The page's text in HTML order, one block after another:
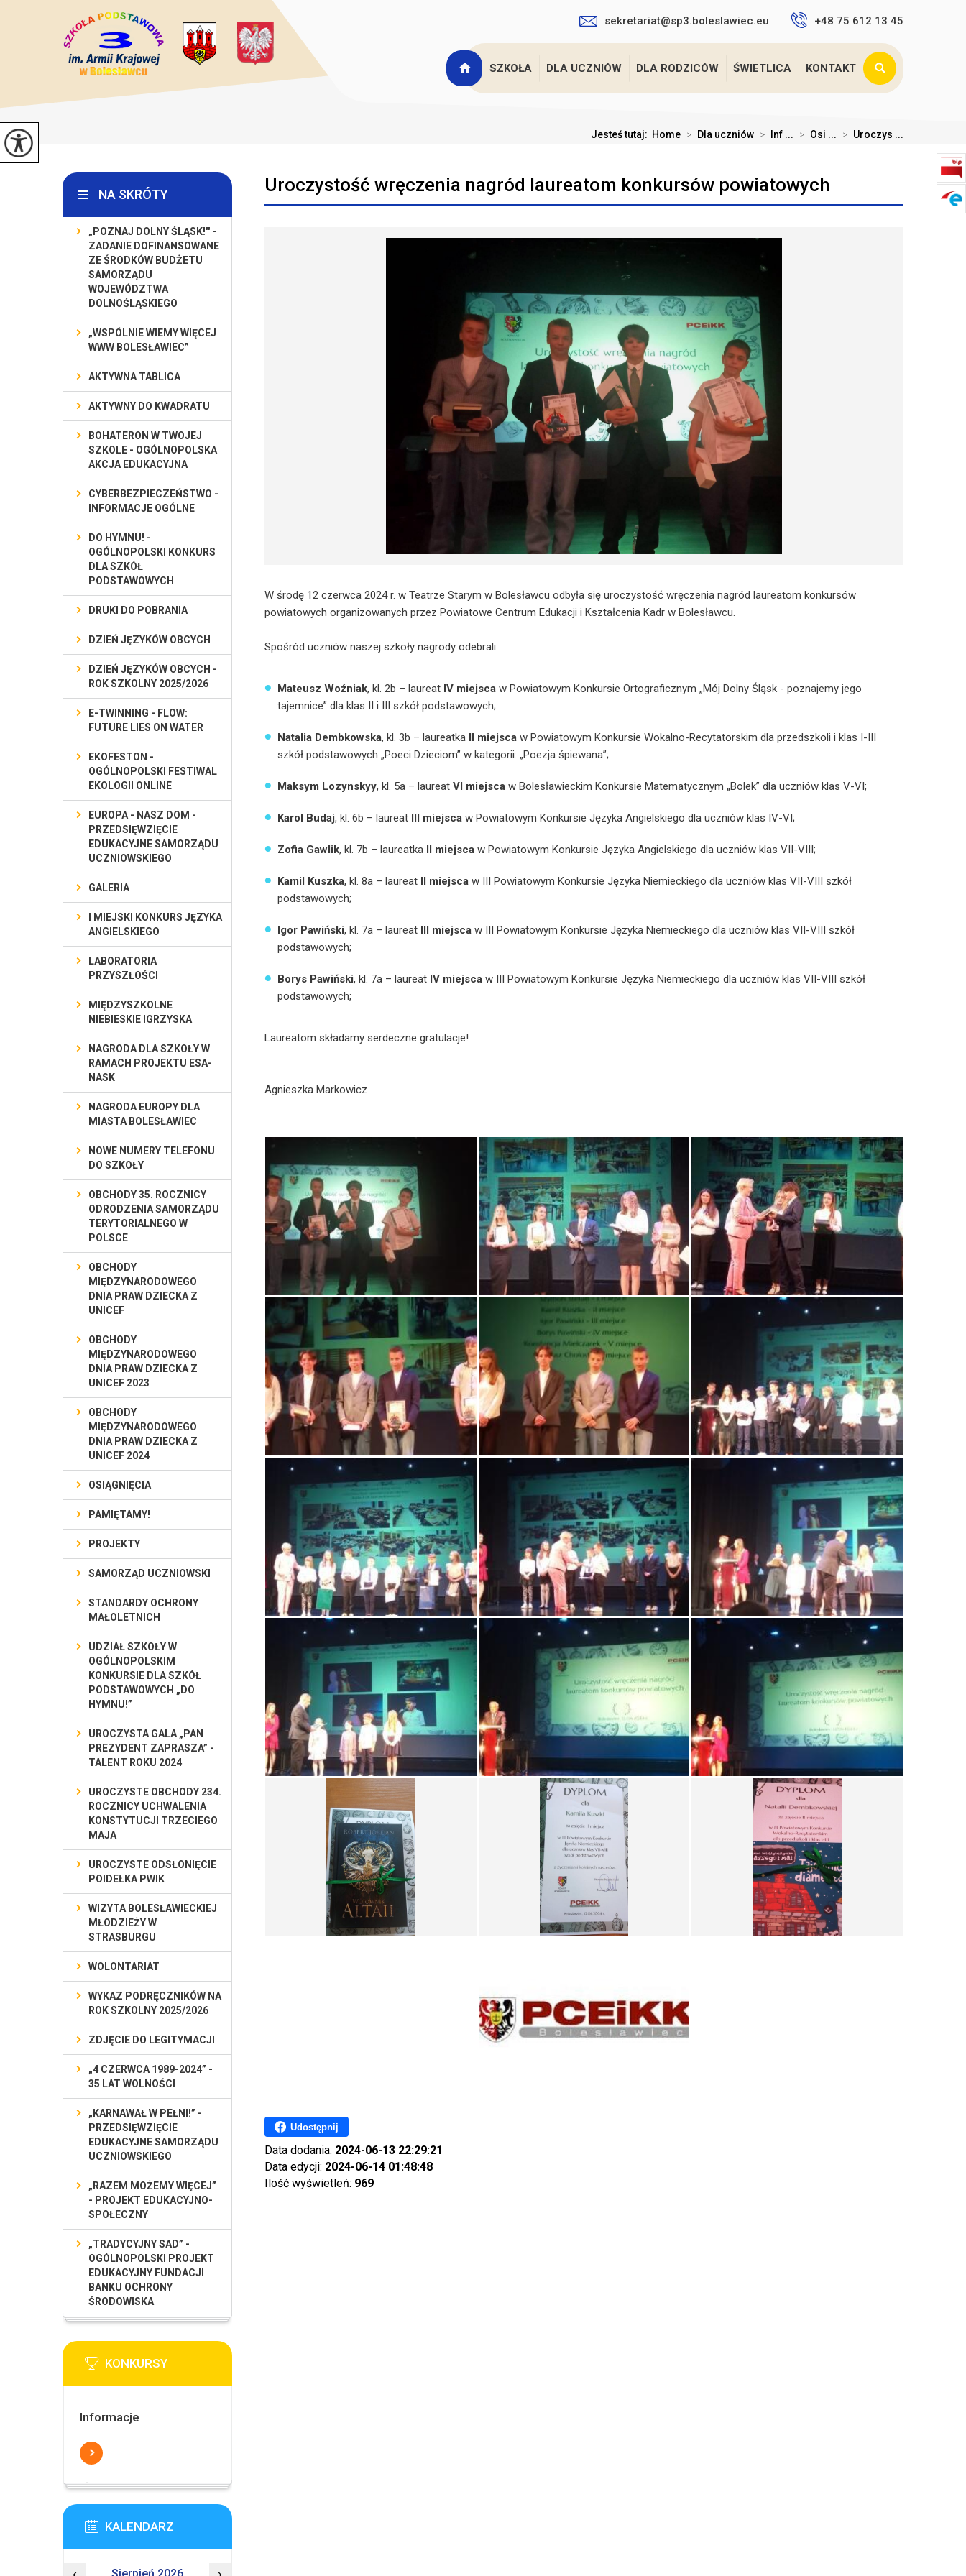
sekretariat@sp3.boleslawiec.eu +48 75 612 13 45
SZKOŁA DLA UCZNIÓW DLA RODZICÓW ŚWIETLICA KONTAKT
Jesteś tutaj: Home > Dla uczniów > Inf ... > Osi ... > Uroczys ...
Uroczystość wręczenia nagród laureatom konkursów powiatowych
W środę 12 czerwca 2024 r. w Teatrze Starym w Bolesławcu odbyła się uroczystość wręczenia nagród laureatom konkursów
powiatowych organizowanych przez Powiatowe Centrum Edukacji i Kształcenia Kadr w Bolesławcu.
Spośród uczniów naszej szkoły nagrody odebrali:
Mateusz Woźniak, kl. 2b – laureat IV miejscaw Powiatowym Konkursie Ortograficznym „Mój Dolny Śląsk - poznajemy jego
tajemnice” dla klas II i III szkół podstawowych;
Natalia Dembkowska, kl. 3b – laureatka II miejscaw Powiatowym Konkursie Wokalno-Recytatorskim dla przedszkoli i klas I-III
szkół podstawowych „Poeci Dzieciom” w kategorii: „Poezja śpiewana”;
Maksym Lozynskyy, kl. 5a – laureat VI miejscaw Bolesławieckim Konkursie Matematycznym „Bolek” dla uczniów klas V-VI;
Karol Budaj, kl. 6b – laureat III miejscaw Powiatowym Konkursie Języka Angielskiego dla uczniów klas IV-VI;
Zofia Gawlik, kl. 7b – laureatka II miejscaw Powiatowym Konkursie Języka Angielskiego dla uczniów klas VII-VIII;
Kamil Kuszka, kl. 8a – laureat II miejscaw III Powiatowym Konkursie Języka Niemieckiego dla uczniów klas VII-VIII szkół
podstawowych;
Igor Pawiński, kl. 7a – laureat III miejscaw III Powiatowym Konkursie Języka Niemieckiego dla uczniów klas VII-VIII szkół
podstawowych;
Borys Pawiński, kl. 7a – laureatIV miejscaw III Powiatowym Konkursie Języka Niemieckiego dla uczniów klas VII-VIII szkół
podstawowych;
Laureatom składamy serdeczne gratulacje!
Agnieszka Markowicz
Udostępnij
Data dodania: 2024-06-13 22:29:21
Data edycji: 2024-06-14 01:48:48
Ilość wyświetleń: 969
NA SKRÓTY
„POZNAJ DOLNY ŚLĄSK!'' -
ZADANIE DOFINANSOWANE
ZE ŚRODKÓW BUDŻETU
SAMORZĄDU
WOJEWÓDZTWA
DOLNOŚLĄSKIEGO
„WSPÓLNIE WIEMY WIĘCEJ
WWW BOLESŁAWIEC”
AKTYWNA TABLICA
AKTYWNY DO KWADRATU
BOHATERON W TWOJEJ
SZKOLE - OGÓLNOPOLSKA
AKCJA EDUKACYJNA
CYBERBEZPIECZEŃSTWO -
INFORMACJE OGÓLNE
DO HYMNU! -
OGÓLNOPOLSKI KONKURS
DLA SZKÓŁ
PODSTAWOWYCH
DRUKI DO POBRANIA
DZIEŃ JĘZYKÓW OBCYCH
DZIEŃ JĘZYKÓW OBCYCH -
ROK SZKOLNY 2025/2026
E-TWINNING - FLOW:
FUTURE LIES ON WATER
EKOFESTON -
OGÓLNOPOLSKI FESTIWAL
EKOLOGII ONLINE
EUROPA - NASZ DOM -
PRZEDSIĘWZIĘCIE
EDUKACYJNE SAMORZĄDU
UCZNIOWSKIEGO
GALERIA
I MIEJSKI KONKURS JĘZYKA
ANGIELSKIEGO
LABORATORIA
PRZYSZŁOŚCI
MIĘDZYSZKOLNE
NIEBIESKIE IGRZYSKA
NAGRODA DLA SZKOŁY W
RAMACH PROJEKTU ESA-
NASK
NAGRODA EUROPY DLA
MIASTA BOLESŁAWIEC
NOWE NUMERY TELEFONU
DO SZKOŁY
OBCHODY 35. ROCZNICY
ODRODZENIA SAMORZĄDU
TERYTORIALNEGO W
POLSCE
OBCHODY
MIĘDZYNARODOWEGO
DNIA PRAW DZIECKA Z
UNICEF
OBCHODY
MIĘDZYNARODOWEGO
DNIA PRAW DZIECKA Z
UNICEF 2023
OBCHODY
MIĘDZYNARODOWEGO
DNIA PRAW DZIECKA Z
UNICEF 2024
OSIĄGNIĘCIA
PAMIĘTAMY!
PROJEKTY
SAMORZĄD UCZNIOWSKI
STANDARDY OCHRONY
MAŁOLETNICH
UDZIAŁ SZKOŁY W
OGÓLNOPOLSKIM
KONKURSIE DLA SZKÓŁ
PODSTAWOWYCH „DO
HYMNU!”
UROCZYSTA GALA „PAN
PREZYDENT ZAPRASZA” -
TALENT ROKU 2024
UROCZYSTE OBCHODY 234.
ROCZNICY UCHWALENIA
KONSTYTUCJI TRZECIEGO
MAJA
UROCZYSTE ODSŁONIĘCIE
POIDEŁKA PWIK
WIZYTA BOLESŁAWIECKIEJ
MŁODZIEŻY W
STRASBURGU
WOLONTARIAT
WYKAZ PODRĘCZNIKÓW NA
ROK SZKOLNY 2025/2026
ZDJĘCIE DO LEGITYMACJI
„4 CZERWCA 1989-2024” -
35 LAT WOLNOŚCI
„KARNAWAŁ W PEŁNI!” -
PRZEDSIĘWZIĘCIE
EDUKACYJNE SAMORZĄDU
UCZNIOWSKIEGO
„RAZEM MOŻEMY WIĘCEJ”
- PROJEKT EDUKACYJNO-
SPOŁECZNY
„TRADYCYJNY SAD” -
OGÓLNOPOLSKI PROJEKT
EDUKACYJNY FUNDACJI
BANKU OCHRONY
ŚRODOWISKA
KONKURSY
Informacje
KALENDARZ